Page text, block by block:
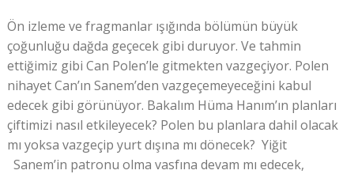
Ön izleme ve fragmanlar ışığında bölümün büyük
çoğunluğu dağda geçecek gibi duruyor. Ve tahmin
ettiğimiz gibi Can Polen’le gitmekten vazgeçiyor. Polen
nihayet Can’ın Sanem’den vazgeçemeyeceğini kabul
edecek gibi görünüyor. Bakalım Hüma Hanım’ın planları
çiftimizi nasıl etkileyecek? Polen bu planlara dahil olacak
mı yoksa vazgeçip yurt dışına mı dönecek? Yiğit
Sanem’in patronu olma vasfına devam mı edecek,